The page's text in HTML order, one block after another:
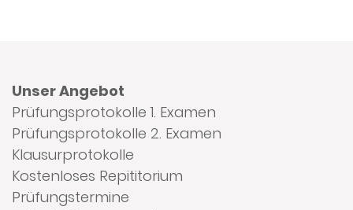
Unser Angebot
Prüfungsprotokolle 1. Examen
Prüfungsprotokolle 2. Examen
Klausurprotokolle
Kostenloses Repititorium
Prüfungstermine